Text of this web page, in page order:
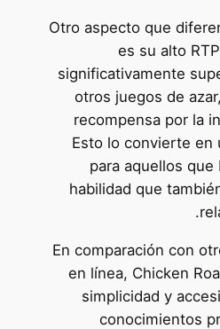
Otro aspecto que
es su alto
significativamente
otros juegos de
recompensa por la
Esto lo convierte en
para aquellos que
habilidad que
En comparación con
en línea, Chicken
simplicidad y
conocimientos